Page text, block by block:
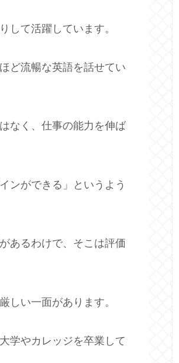
して活躍しています。
ど流暢な英語を話せてい
なく、仕事の能力を伸ば
ンができる」というよう
あるわけで、そこは評価
しい一面があります。
学やカレッジを卒業して